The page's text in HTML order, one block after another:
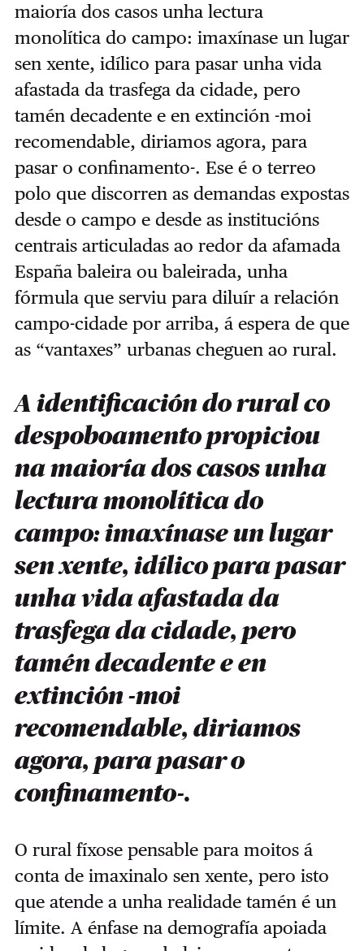
maioría dos casos unha lectura
monolítica do campo: imaxínase un lugar
sen xente, idílico para pasar unha vida
afastada da trasfega da cidade, pero
tamén decadente e en extinción -moi
recomendable, diriamos agora, para
pasar o confinamento-. Ese é o terreo
polo que discorren as demandas expostas
desde o campo e desde as institucións
centrais articuladas ao redor da afamada
España baleira ou baleirada, unha
fórmula que serviu para diluír a relación
campo-cidade por arriba, á espera de que
as “vantaxes” urbanas cheguen ao rural.
A identificación do rural co
despoboamento propiciou
na maioría dos casos unha
lectura monolítica do
campo: imaxínase un lugar
sen xente, idílico para pasar
unha vida afastada da
trasfega da cidade, pero
tamén decadente e en
extinción -moi
recomendable, diriamos
agora, para pasar o
confinamento-.
O rural fíxose pensable para moitos á
conta de imaxinalo sen xente, pero isto
que atende a unha realidade tamén é un
límite. A énfase na demografía apoiada